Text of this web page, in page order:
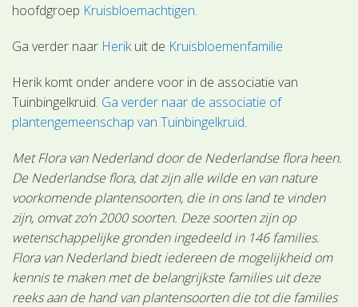
hoofdgroep Kruisbloemachtigen.
Ga verder naar Herikuit de Kruisbloemenfamilie
Herik komt onder andere voor in de associatie van
Tuinbingelkruid. Ga verder naar de associatie of
plantengemeenschap van Tuinbingelkruid.
Met Flora van Nederland door de Nederlandse flora heen.
De Nederlandse flora, dat zijn alle wilde en van nature
voorkomende plantensoorten, die in ons land te vinden
zijn, omvat zo’n 2000 soorten. Deze soorten zijn op
wetenschappelijke gronden ingedeeld in 146 families.
Flora van Nederland biedt iedereen de mogelijkheid om
kennis te maken met de belangrijkste families uit deze
reeks aan de hand van plantensoorten die tot die families